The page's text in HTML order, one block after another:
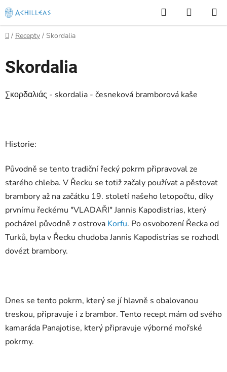
Přejít
na
obsah
Hledat
KOŠÍK
Domů
/ Recepty / Skordalia
Skordalia
Σκορδαλιάς - skordalia - česneková bramborová kaše
Historie:
Původně se tento tradiční řecký pokrm připravoval ze
starého chleba. V Řecku se totiž začaly používat a pěstovat
brambory až na začátku 19. století našeho letopočtu, díky
prvnímu řeckému "VLADAŘI" Jannis Kapodistrias, který
pocházel původně z ostrova Korfu. Po osvobození Řecka od
Turků, byla v Řecku chudoba Jannis Kapodistrias se rozhodl
dovézt brambory.
Dnes se tento pokrm, který se jí hlavně s obalovanou
treskou, připravuje i z brambor. Tento recept mám od svého
kamaráda Panajotise, který připravuje výborné mořské
pokrmy.